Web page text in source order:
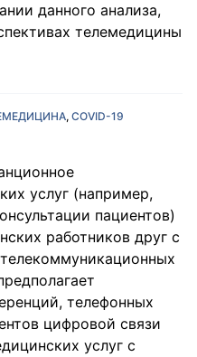
данного анализа,
телемедицины
, COVID-19
услуг (например,
пациентов)
работников друг с
телефонных
цифровой связи
услуг с